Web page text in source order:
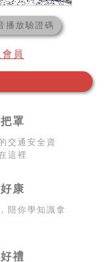
罩
交通安全資
這裡
康
陪你學知識拿
禮
播放驗證碼
員